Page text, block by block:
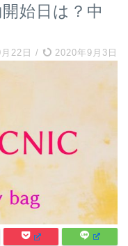
始日は？中
22日 / 2020年9月3日